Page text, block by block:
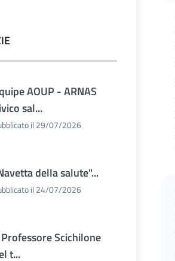
AOUP - ARNAS
sal...
il 29/07/2026
della salute"...
il 24/07/2026
Scichilone
t...